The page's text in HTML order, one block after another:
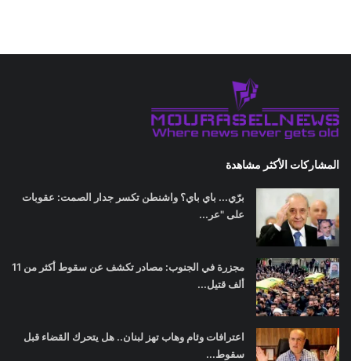
المشاركات الأكثر مشاهدة
برّي... باي باي؟ واشنطن تكسر جدار الصمت: عقوبات
على "عر...
مجزرة في الجنوب: مصادر تكشف عن سقوط أكثر من 11
ألف قتيل...
اعترافات وئام وهاب تهز لبنان.. هل يتحرك القضاء قبل
سقوط...